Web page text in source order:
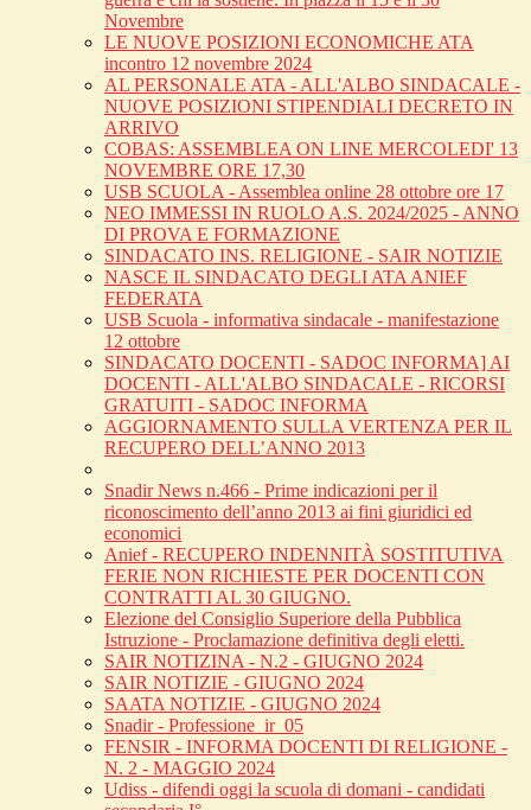
Novembre
LE NUOVE POSIZIONI ECONOMICHE ATA
incontro 12 novembre 2024
AL PERSONALE ATA - ALL'ALBO SINDACALE -
NUOVE POSIZIONI STIPENDIALI DECRETO IN
ARRIVO
COBAS: ASSEMBLEA ON LINE MERCOLEDI' 13
NOVEMBRE ORE 17,30
USB SCUOLA - Assemblea online 28 ottobre ore 17
NEO IMMESSI IN RUOLO A.S. 2024/2025 - ANNO
DI PROVA E FORMAZIONE
SINDACATO INS. RELIGIONE - SAIR NOTIZIE
NASCE IL SINDACATO DEGLI ATA ANIEF
FEDERATA
USB Scuola - informativa sindacale - manifestazione
12 ottobre
SINDACATO DOCENTI - SADOC INFORMA] AI
DOCENTI - ALL'ALBO SINDACALE - RICORSI
GRATUITI - SADOC INFORMA
AGGIORNAMENTO SULLA VERTENZA PER IL
RECUPERO DELL’ANNO 2013
Snadir News n.466 - Prime indicazioni per il
riconoscimento dell’anno 2013 ai fini giuridici ed
economici
Anief - RECUPERO INDENNITÀ SOSTITUTIVA
FERIE NON RICHIESTE PER DOCENTI CON
CONTRATTI AL 30 GIUGNO.
Elezione del Consiglio Superiore della Pubblica
Istruzione - Proclamazione definitiva degli eletti.
SAIR NOTIZINA - N.2 - GIUGNO 2024
SAIR NOTIZIE - GIUGNO 2024
SAATA NOTIZIE - GIUGNO 2024
Snadir - Professione_ir_05
FENSIR - INFORMA DOCENTI DI RELIGIONE -
N. 2 - MAGGIO 2024
Udiss - difendi oggi la scuola di domani - candidati